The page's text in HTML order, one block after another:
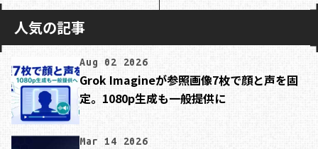
人気の記事
Aug 02 2026
Grok Imagineが参照画像7枚で顔と声を固
定。1080p生成も一般提供に
Mar 14 2026